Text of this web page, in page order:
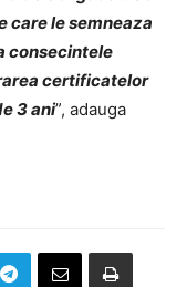
care le semneaza
consecintele
certificatelor
3 ani”, adauga